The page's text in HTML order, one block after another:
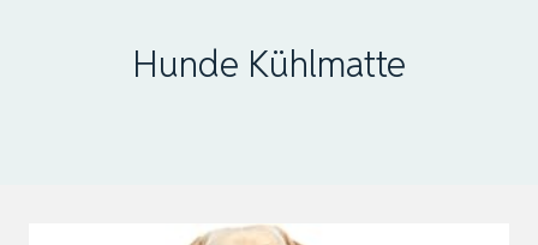
Hunde Kühlmatte